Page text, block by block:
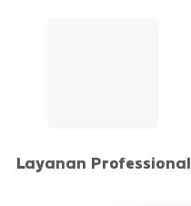
Layanan Professional